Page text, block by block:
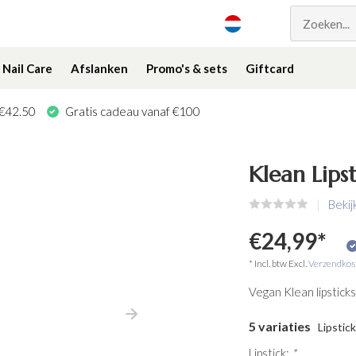
Nail Care Afslanken Promo's & sets Giftcard
Gratis cadeau vanaf €100
Klean
€24,99*
* Incl. btw Excl.
Vegan Klean
5 variaties
Lipstick: *